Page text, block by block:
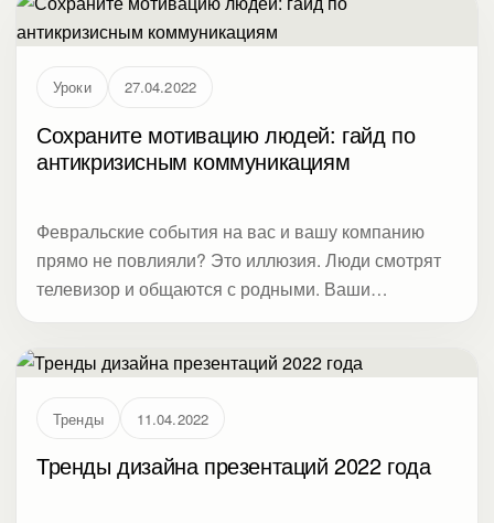
количество слайдов, а выводы по теме. Вместо
многостраничных отчетов используют трендовые
электронных платформах. Особенно часто их
используют на скрам-встречах участников
проектной команды.
Уроки 27.04.2022
Сохраните мотивацию людей: гайд по
антикризисным коммуникациям
Февральские события на вас и вашу компанию
прямо не повлияли? Это иллюзия. Люди смотрят
телевизор и общаются с родными. Ваши
оплата?», «Будет ли еда в стране?», «Когда все
работодателя/партнера» и «Что я могу сделать?».
В зависимости от ответов люди могут принять
Тренды 11.04.2022
Тренды дизайна презентаций 2022 года